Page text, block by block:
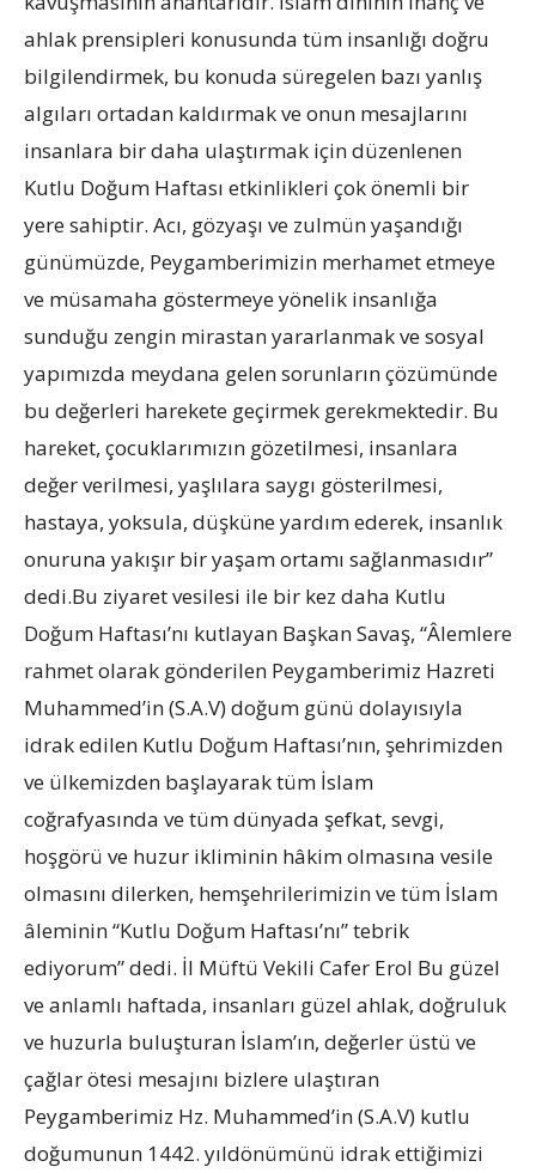
ahlak prensipleri konusunda tüm insanlığı doğru
bilgilendirmek, bu konuda süregelen bazı yanlış
algıları ortadan kaldırmak ve onun mesajlarını
insanlara bir daha ulaştırmak için düzenlenen
Kutlu Doğum Haftası etkinlikleri çok önemli bir
yere sahiptir. Acı, gözyaşı ve zulmün yaşandığı
günümüzde, Peygamberimizin merhamet etmeye
ve müsamaha göstermeye yönelik insanlığa
sunduğu zengin mirastan yararlanmak ve sosyal
yapımızda meydana gelen sorunların çözümünde
bu değerleri harekete geçirmek gerekmektedir. Bu
hareket, çocuklarımızın gözetilmesi, insanlara
değer verilmesi, yaşlılara saygı gösterilmesi,
hastaya, yoksula, düşküne yardım ederek, insanlık
onuruna yakışır bir yaşam ortamı sağlanmasıdır”
dedi.Bu ziyaret vesilesi ile bir kez daha Kutlu
Doğum Haftası’nı kutlayan Başkan Savaş, “Âlemlere
rahmet olarak gönderilen Peygamberimiz Hazreti
Muhammed’in (S.A.V) doğum günü dolayısıyla
idrak edilen Kutlu Doğum Haftası’nın, şehrimizden
ve ülkemizden başlayarak tüm İslam
coğrafyasında ve tüm dünyada şefkat, sevgi,
hoşgörü ve huzur ikliminin hâkim olmasına vesile
olmasını dilerken, hemşehrilerimizin ve tüm İslam
âleminin “Kutlu Doğum Haftası’nı” tebrik
ediyorum” dedi. İl Müftü Vekili Cafer Erol Bu güzel
ve anlamlı haftada, insanları güzel ahlak, doğruluk
ve huzurla buluşturan İslam’ın, değerler üstü ve
çağlar ötesi mesajını bizlere ulaştıran
Peygamberimiz Hz. Muhammed’in (S.A.V) kutlu
doğumunun 1442. yıldönümünü idrak ettiğimizi